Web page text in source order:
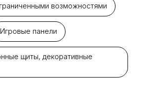
возможностями
Игровые панели
щиты, декоративные